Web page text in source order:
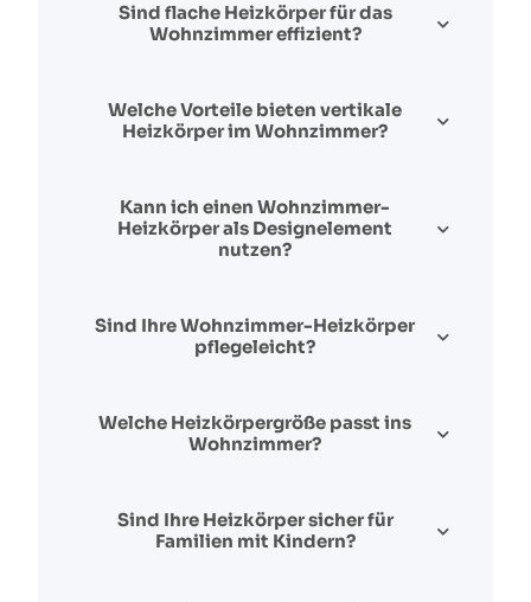
Sind flache Heizkörper für das
Wohnzimmer effizient?
Welche Vorteile bieten vertikale
Heizkörper im Wohnzimmer?
Kann ich einen Wohnzimmer-
Heizkörper als Designelement
nutzen?
Sind Ihre Wohnzimmer-Heizkörper
pflegeleicht?
Welche Heizkörpergröße passt ins
Wohnzimmer?
Sind Ihre Heizkörper sicher für
Familien mit Kindern?